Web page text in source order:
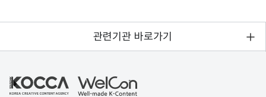
관련기관 바로가기